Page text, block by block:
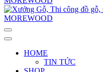
HOME
TIN TỨC